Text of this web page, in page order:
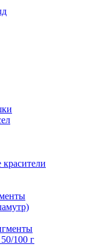
100 г